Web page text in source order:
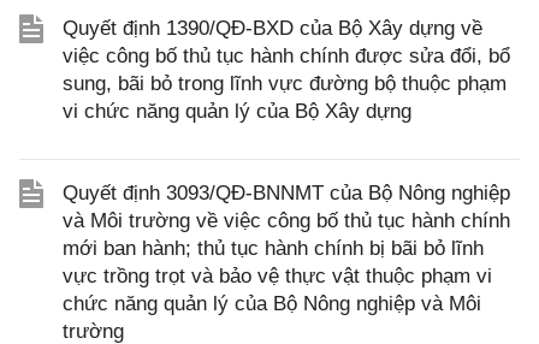
Quyết định 1390/QĐ-BXD của Bộ Xây dựng về
việc công bố thủ tục hành chính được sửa đổi, bổ
sung, bãi bỏ trong lĩnh vực đường bộ thuộc phạm
vi chức năng quản lý của Bộ Xây dựng
Quyết định 3093/QĐ-BNNMT của Bộ Nông nghiệp
và Môi trường về việc công bố thủ tục hành chính
mới ban hành; thủ tục hành chính bị bãi bỏ lĩnh
vực trồng trọt và bảo vệ thực vật thuộc phạm vi
chức năng quản lý của Bộ Nông nghiệp và Môi
trường